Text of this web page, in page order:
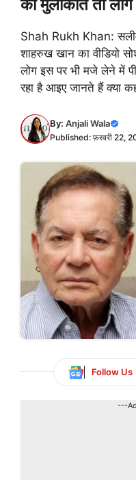
की मुलाकात तो लोग
Shah Rukh Khan:
शाहरुख खान का वीडियो
लोग इस पर भी मजे लेने में
रहा है आइए जानते हैं क्या
By: Anjali Wala
Published: फ़रवरी 22,
Follow Us
---